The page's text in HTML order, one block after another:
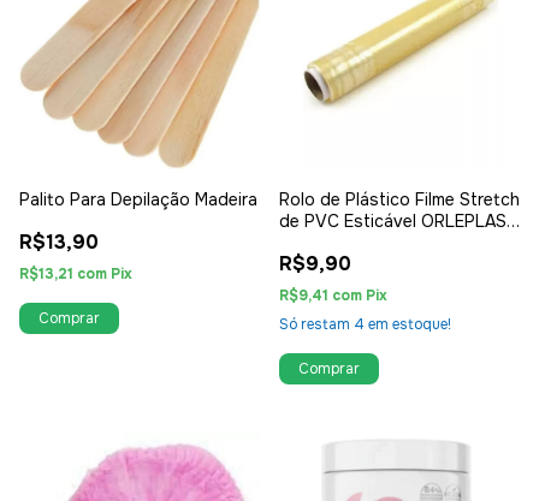
Palito Para Depilação Madeira
R$13,90
R$13,21 com Pix
Rolo de Plástico Filme Stretch
de PVC Esticável ORLEPLAST
R$9,90
R$9,41 com Pix
Só restam 4 em estoque!